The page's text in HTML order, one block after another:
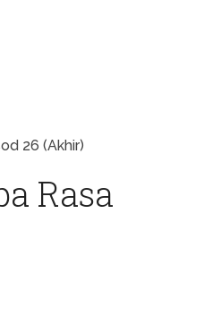
26 (Akhir)
Rasa